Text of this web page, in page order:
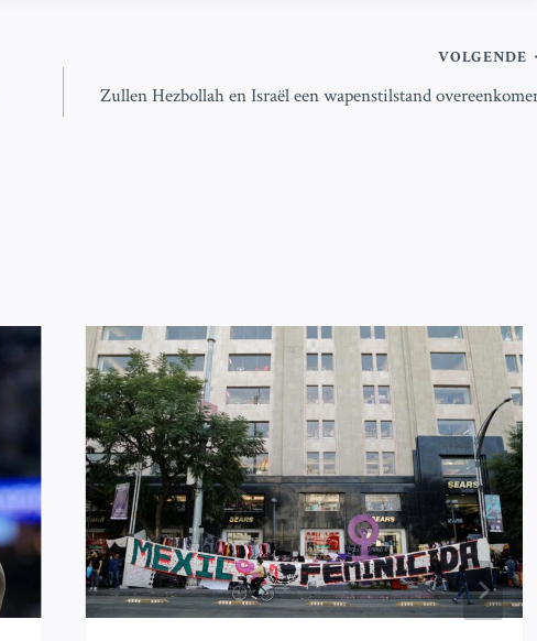
VOLGENDE
Zullen Hezbollah en Israël een wapenstilstand